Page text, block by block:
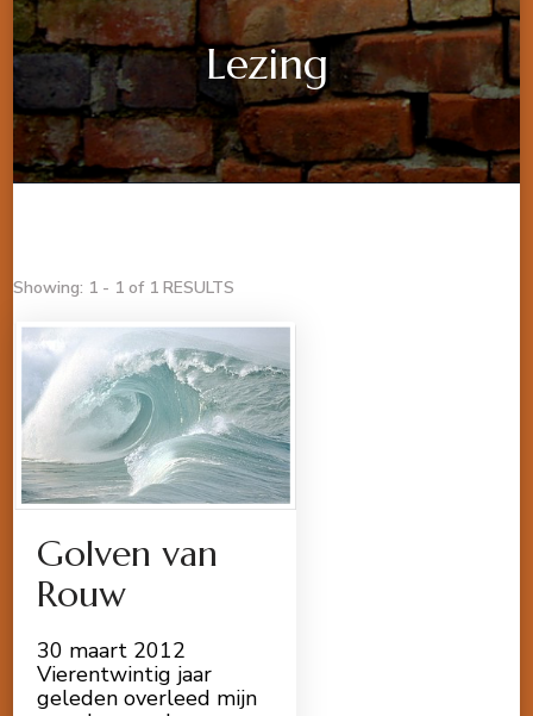
Lezing
Showing: 1 - 1 of 1 RESULTS
Golven van
Rouw
30 maart 2012
Vierentwintig jaar
geleden overleed mijn